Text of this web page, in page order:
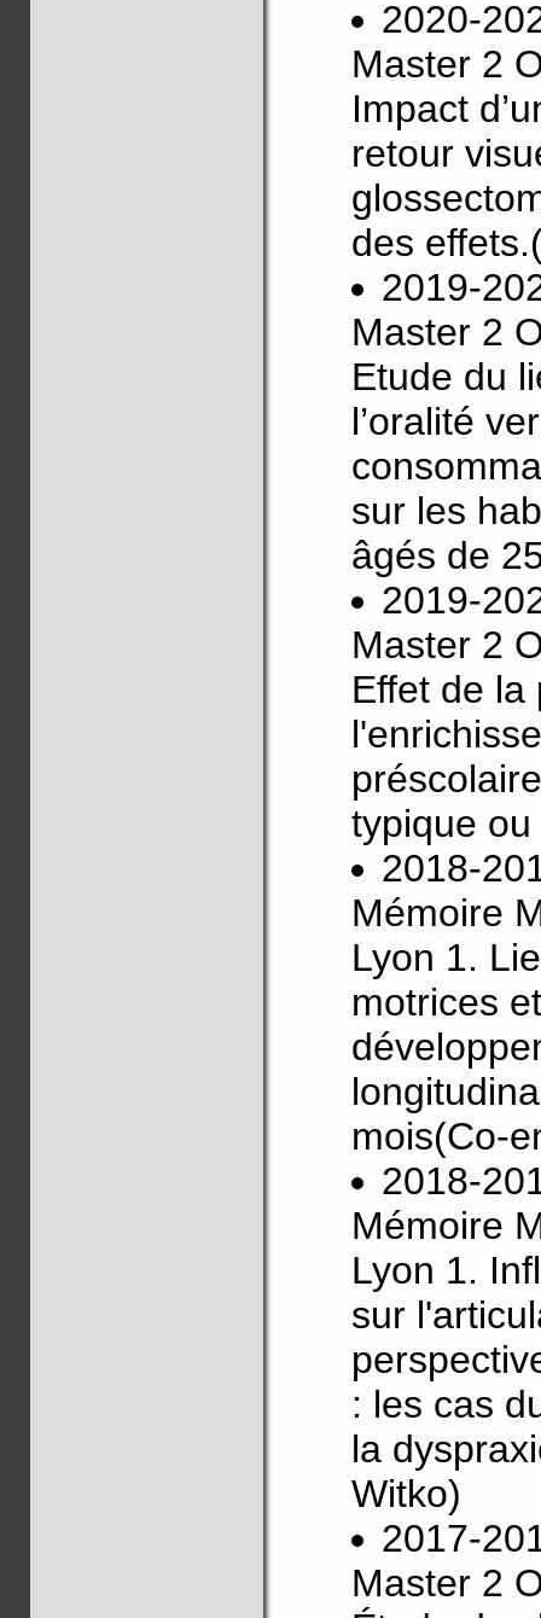
2020-
Master 2
Impact
retour
des
2019-
Master 2
Etude du
l’oralité
sur les
âgés de
2019-
Master 2
Effet de la
typique
2018-
Mémoire
Lyon 1.
motrices
mois(Co-
2018-
Mémoire
Lyon 1.
sur
: les cas
la
Witko)
2017-
Master 2